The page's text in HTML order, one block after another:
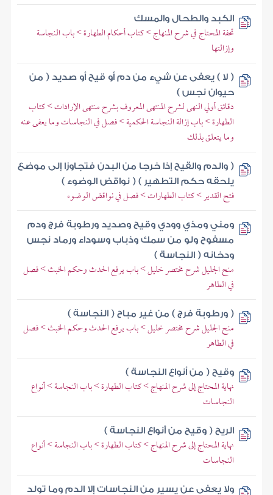
الكبد والطحال والمسك
تحفة المحتاج في شرح المنهاج > كتاب أحكام الطهارة > باب النجاسة
وإزالتها
( لا ) يعفى عن شيء من دم أو قيح أو صديد ( من
حيوان نجس )
دقائق أولي النهى لشرح المنتهى المعروف بشرح منتهى الإرادات > كتاب
الطهارة > باب إزالة النجاسة الحكمية > فصل في النجاسات وما يعفى عنه
وما يتعلق بذلك
( والدم والقيح إذا خرجا من البدن فتجاوزا إلى موضع
يلحقه حكم التطهير ) ( نواقض الوضوء )
فتح القدير > كتاب الطهارات > فصل في نواقض الوضوء
ومني ومذي وودي وقيح وصديد ورطوبة فرج ودم
مسفوح ولو من سمك وذباب وسوداء ورماد نجس
ودخانه ( النجاسة )
منح الجليل شرح مختصر خليل > باب يرفع الحدث وحكم الخبث > فصل
في الطاهر
( ورطوبة فرج ) من غير مباح ( النجاسة )
منح الجليل شرح مختصر خليل > باب يرفع الحدث وحكم الخبث > فصل
في الطاهر
وقيح ( من أنواع النجاسة )
نهاية المحتاج إلى شرح المنهاج > كتاب الطهارة > باب النجاسة > أنواع
النجاسات
الريح ( وقيح من أنواع النجاسة )
نهاية المحتاج إلى شرح المنهاج > كتاب الطهارة > باب النجاسة > أنواع
النجاسات
ولا يعفى عن يسير من النجاسات إلا الدم وما تولد